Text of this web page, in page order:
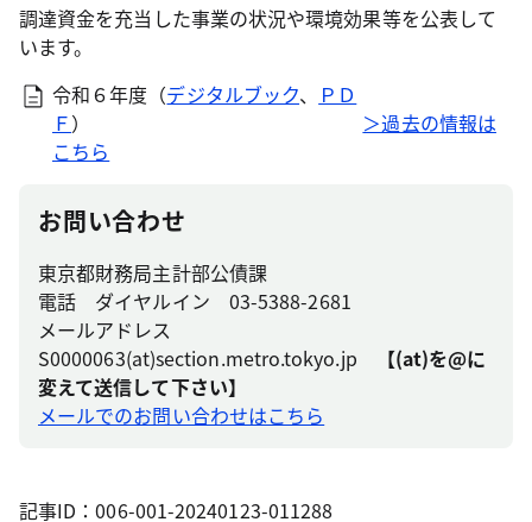
調達資金を充当した事業の状況や環境効果等を公表して
います。
令和６年度（デジタルブック、
ＰＤ
Ｆ） ＞過去の情報は
こちら
お問い合わせ
東京都財務局主計部公債課
電話 ダイヤルイン 03-5388-2681
メールアドレス
S0000063(at)section.metro.tokyo.jp
【(at)を@に
変えて送信して下さい】
メールでのお問い合わせはこちら
記事ID：006-001-20240123-011288